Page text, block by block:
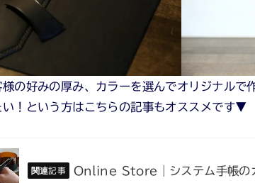
の好みの厚み、カラーを選んでオリジナルで
い！という方はこちらの記事もオススメです▼
Online Store｜システム手帳の